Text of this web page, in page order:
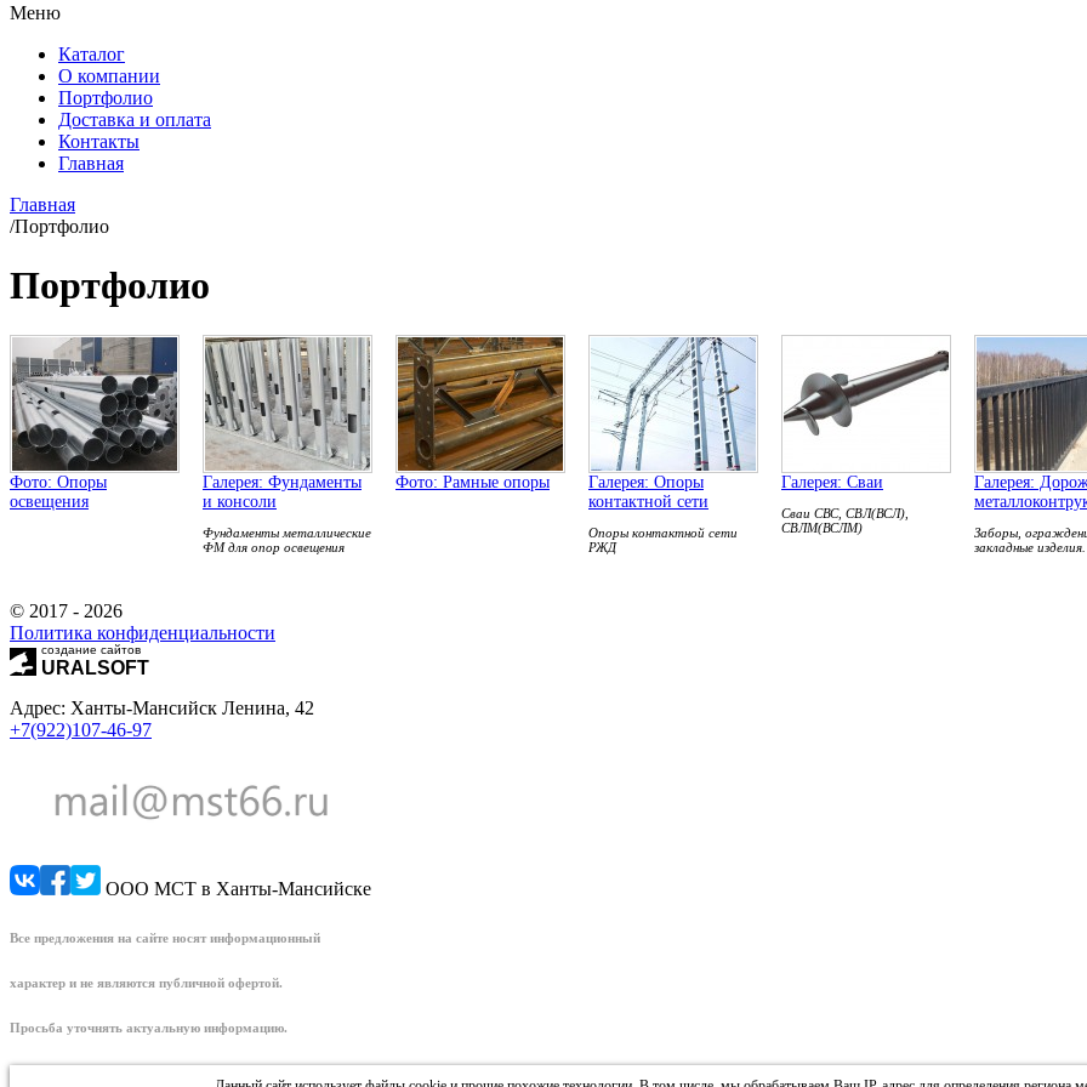
Меню
Каталог
О компании
Портфолио
Доставка и оплата
Контакты
Главная
Главная
/Портфолио
Портфолио
Фото: Опоры
освещения
Галерея: Фундаменты
и консоли
Фундаменты металлические
ФМ для опор освещения
Фото: Рамные опоры
Галерея: Опоры
контактной сети
Опоры контактной сети
РЖД
Галерея: Сваи
Сваи СВС, СВЛ(ВСЛ),
СВЛМ(ВСЛМ)
Галерея:
Заборы,
закладные изделия.
© 2017 - 2026
Политика конфиденциальности
создание сайтов
URALSOFT
Адрес: Ханты-Мансийск Ленина, 42
+7(922)107-46-97
ООО МСТ в Ханты-Мансийске
Все предложения на сайте носят информационный
характер и не являются публичной офертой.
Просьба уточнять актуальную информацию.